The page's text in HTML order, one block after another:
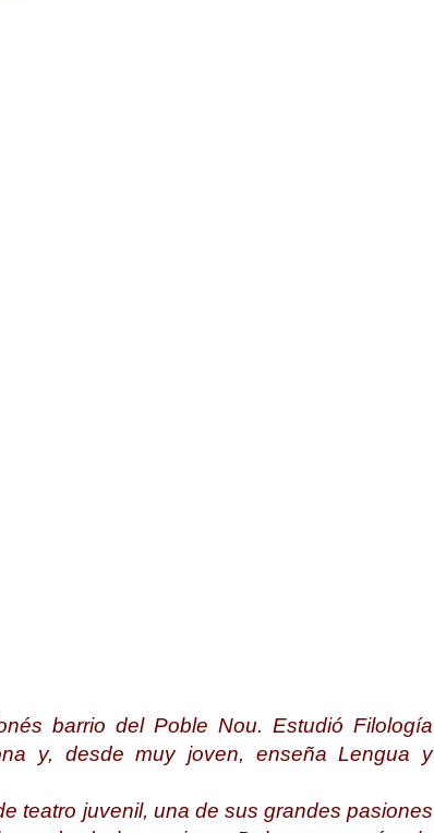
barrio del Poble Nou. Estudió Filología
y, desde muy joven, enseña Lengua y
teatro juvenil, una de sus grandes pasiones